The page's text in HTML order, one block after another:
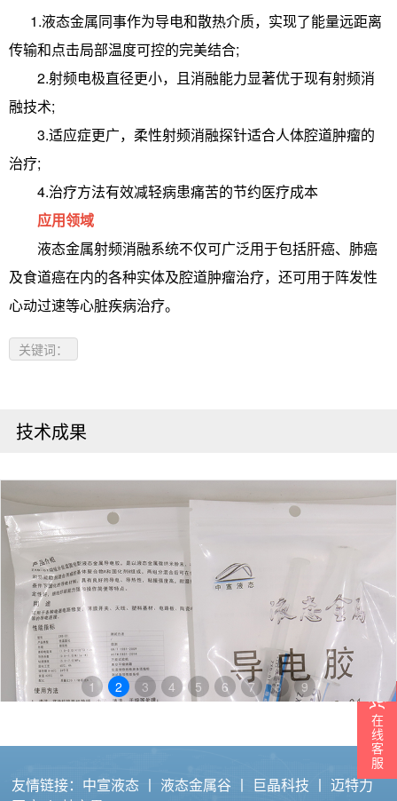
1.液态金属同事作为导电和散热介质，实现了能量远距离
传输和点击局部温度可控的完美结合;
2.射频电极直径更小，且消融能力显著优于现有射频消
融技术;
3.适应症更广，柔性射频消融探针适合人体腔道肿瘤的
治疗;
4.治疗方法有效减轻病患痛苦的节约医疗成本
应用领域
液态金属射频消融系统不仅可广泛用于包括肝癌、肺癌
及食道癌在内的各种实体及腔道肿瘤治疗，还可用于阵发性
心动过速等心脏疾病治疗。
关键词：
技术成果
1 2 3 4 5 6 7 8 9
友情链接： 中宣液态 丨 液态金属谷 丨 巨晶科技 丨迈特力
在
线
客
服